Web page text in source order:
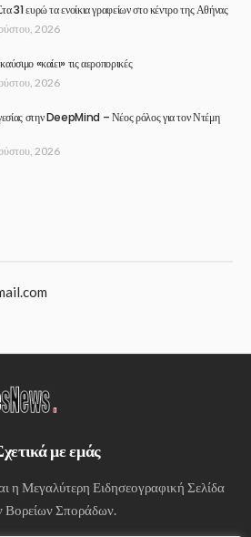
31 ευρώ τα ενοίκια γραφείων στο κέντρο της Αθήνας
2026
«καίει» τις αεροπορικές
2026
στην DeepMind – Νέος ρόλος για τον Ντέμη
2026
με εμάς
η Μεγαλύτερη Ειδησεογραφική Σελίδα
Βορείων Σποράδων.